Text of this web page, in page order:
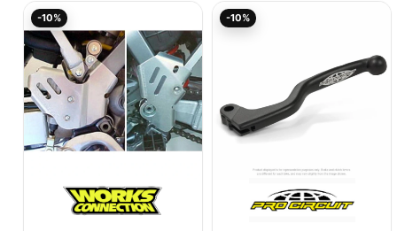
-10%
war:
92,00€
Aktueller
ist:
82,80€.
-10%